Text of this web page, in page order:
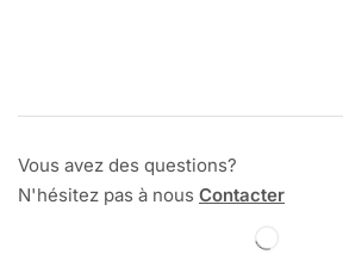
Vous avez des questions?
N'hésitez pas à nous Contacter